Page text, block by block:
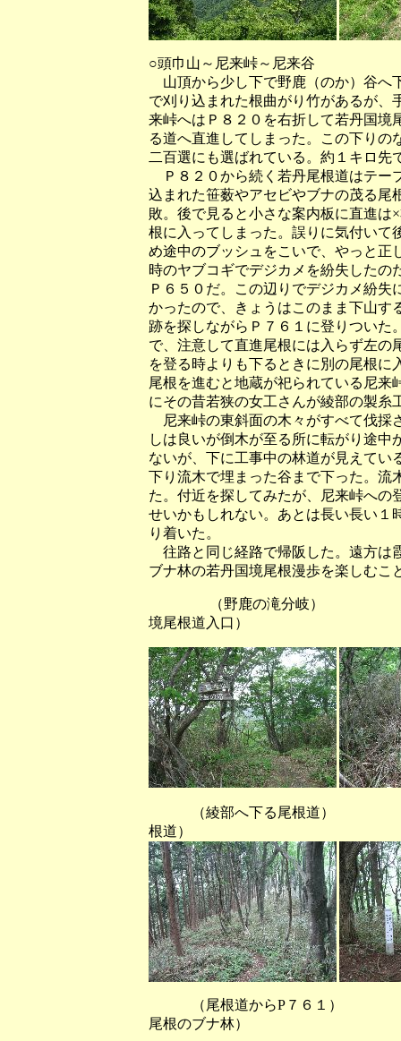
○頭巾山～尼来峠～尼来谷
山頂から少し下で野鹿（のか）谷へ
で刈り込まれた根曲がり竹があるが、
来峠へはＰ８２０を右折して若丹国境
る道へ直進してしまった。この下り
二百選にも選ばれている。約１キロ先
Ｐ８２０から続く若丹尾根道はテー
込まれた笹薮やアセビやブナの茂る尾
敗。後で見ると小さな案内板に直進
根に入ってしまった。誤りに気付いて
め途中のブッシュをこいで、やっと正
時のヤブコギでデジカメを紛失したの
Ｐ６５０だ。この辺りでデジカメ紛
かったので、きょうはこのまま下山す
跡を探しながらＰ７６１に登りついた
で、注意して直進尾根には入らず左の
を登る時よりも下るときに別の尾根
尾根を進むと地蔵が祀られている尼
にその昔若狭の女工さんが綾部の製糸
尼来峠の東斜面の木々がすべて伐採
しは良いが倒木が至る所に転がり途
ないが、下に工事中の林道が見えてい
下り流木で埋まった谷まで下った。流
た。付近を探してみたが、尼来峠への
せいかもしれない。あとは長い長い１
り着いた。
往路と同じ経路で帰阪した。遠方は
ブナ林の若丹国境尾根漫歩を楽しむこ
（野鹿の滝分
境尾根道入口）
（綾部へ下る尾根道）
根道）
（尾根道からP７６１
尾根のブナ林）